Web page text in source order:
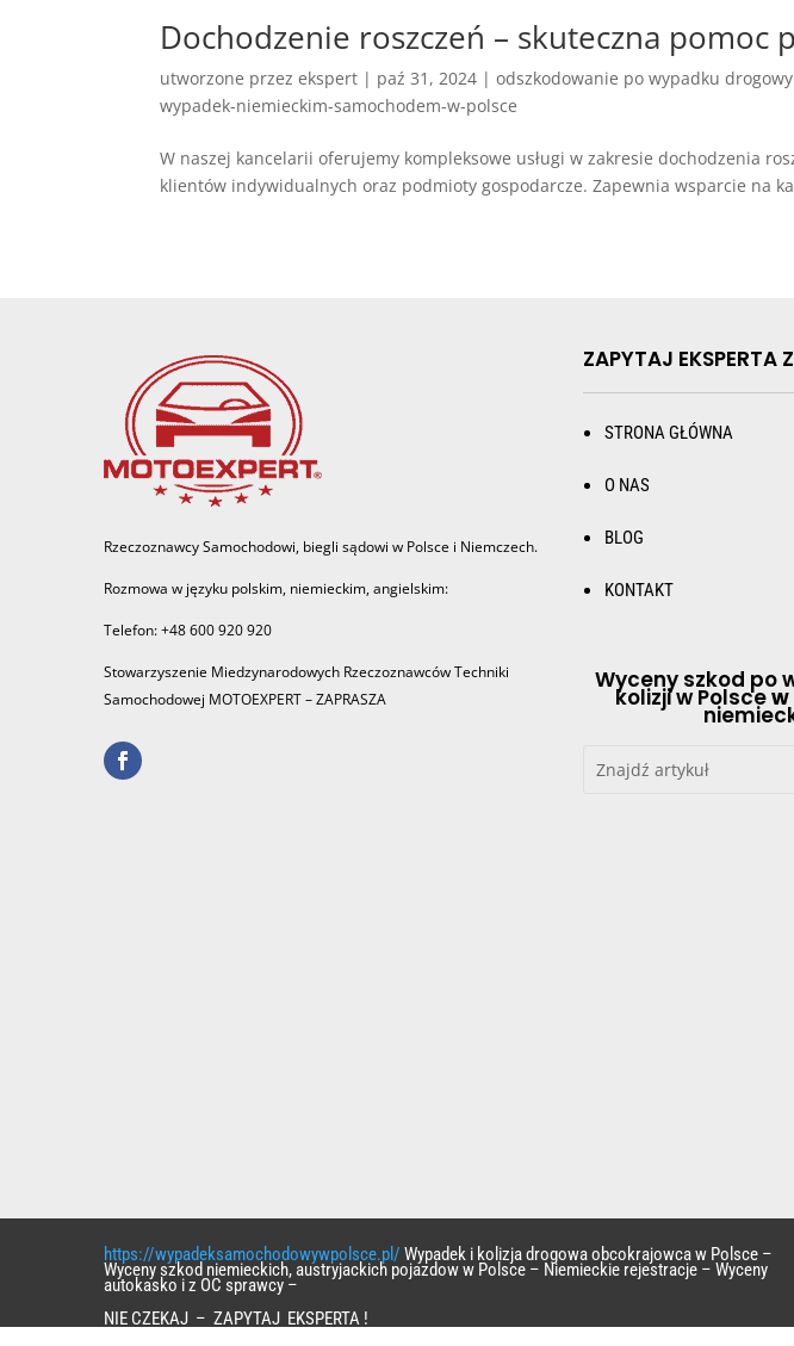
Dochodzenie roszczeń – skuteczna pomoc
utworzone przezekspert | paź 31, 2024 |odszkodowanie po wypadku
wypadek-niemieckim-samochodem-w-polsce
W naszej kancelarii oferujemy kompleksowe usługi w zakresie dochodzenia
klientów indywidualnych oraz podmioty gospodarcze. Zapewnia wsparcie na
Rzeczoznawcy Samochodowi, biegli sądowi w Polsce i Niemczech.
Rozmowa w języku polskim, niemieckim, angielskim:
Telefon: +48 600 920 920
Stowarzyszenie Miedzynarodowych Rzeczoznawców Techniki
Samochodowej MOTOEXPERT – ZAPRASZA
ZAPYTAJ EKSPERTA
STRONA GŁÓWNA
O NAS
BLOG
KONTAKT
Wyceny szkod po
kolizji w Polscew
https://wypadeksamochodowywpolsce.pl/ Wypadek i kolizja drogowa obcokrajowca w Polsce –
Wyceny szkod niemieckich, austryjackich pojazdow w Polsce – Niemieckie rejestracje – Wyceny
autokasko i z OC sprawcy –
NIE CZEKAJ – ZAPYTAJ EKSPERTA !